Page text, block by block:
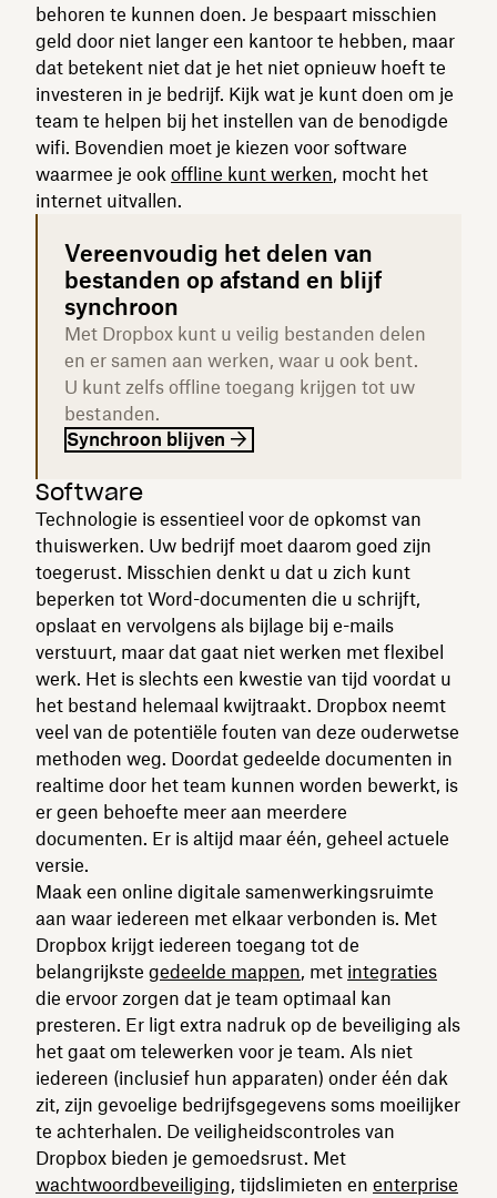
behoren te kunnen doen. Je bespaart misschien
geld door niet langer een kantoor te hebben, maar
dat betekent niet dat je het niet opnieuw hoeft te
investeren in je bedrijf. Kijk wat je kunt doen om je
team te helpen bij het instellen van de benodigde
wifi. Bovendien moet je kiezen voor software
waarmee je ook offline kunt werken, mocht het
internet uitvallen.
Vereenvoudig het delen van
bestanden op afstand en blijf
synchroon
Met Dropbox kunt u veilig bestanden delen
en er samen aan werken, waar u ook bent.
U kunt zelfs offline toegang krijgen tot uw
bestanden.
Synchroon blijven
Software
Technologie is essentieel voor de opkomst van
thuiswerken. Uw bedrijf moet daarom goed zijn
toegerust. Misschien denkt u dat u zich kunt
beperken tot Word-documenten die u schrijft,
opslaat en vervolgens als bijlage bij e-mails
verstuurt, maar dat gaat niet werken met flexibel
werk. Het is slechts een kwestie van tijd voordat u
het bestand helemaal kwijtraakt. Dropbox neemt
veel van de potentiële fouten van deze ouderwetse
methoden weg. Doordat gedeelde documenten in
realtime door het team kunnen worden bewerkt, is
er geen behoefte meer aan meerdere
documenten. Er is altijd maar één, geheel actuele
versie.
Maak een online digitale samenwerkingsruimte
aan waar iedereen met elkaar verbonden is. Met
Dropbox krijgt iedereen toegang tot de
belangrijkste gedeelde mappen, met integraties
die ervoor zorgen dat je team optimaal kan
presteren. Er ligt extra nadruk op de beveiliging als
het gaat om telewerken voor je team. Als niet
iedereen (inclusief hun apparaten) onder één dak
zit, zijn gevoelige bedrijfsgegevens soms moeilijker
te achterhalen. De veiligheidscontroles van
Dropbox bieden je gemoedsrust. Met
wachtwoordbeveiliging, tijdslimieten en enterprise